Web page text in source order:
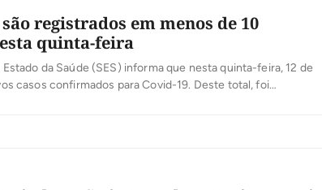
registrados em menos de 10
quinta-feira
da Saúde (SES) informa que nesta quinta-feira, 12 de
casos confirmados para Covid-19. Deste total, foi